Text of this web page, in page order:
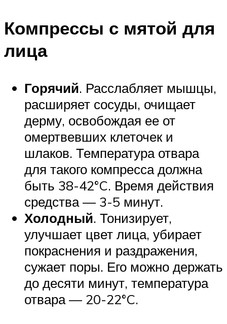
Компрессы с мятой для
лица
Горячий. Расслабляет мышцы,
расширяет сосуды, очищает
дерму, освобождая ее от
омертвевших клеточек и
шлаков. Температура отвара
для такого компресса должна
быть 38-42°C. Время действия
средства — 3-5 минут.
Холодный. Тонизирует,
улучшает цвет лица, убирает
покраснения и раздражения,
сужает поры. Его можно держать
до десяти минут, температура
отвара — 20-22°C.